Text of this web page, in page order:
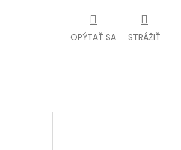
OPÝTAŤ SA STRÁŽIŤ